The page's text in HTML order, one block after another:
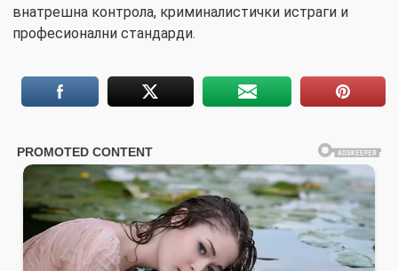
внатрешна контрола, криминалистички истраги и
професионални стандарди.